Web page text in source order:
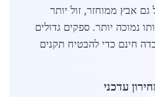
אבץ ממוחזר, זול יותר
אך איכותו נמוכה יותר. ספקים גדולים
חינם כדי להבטיח תקנים
עדכני